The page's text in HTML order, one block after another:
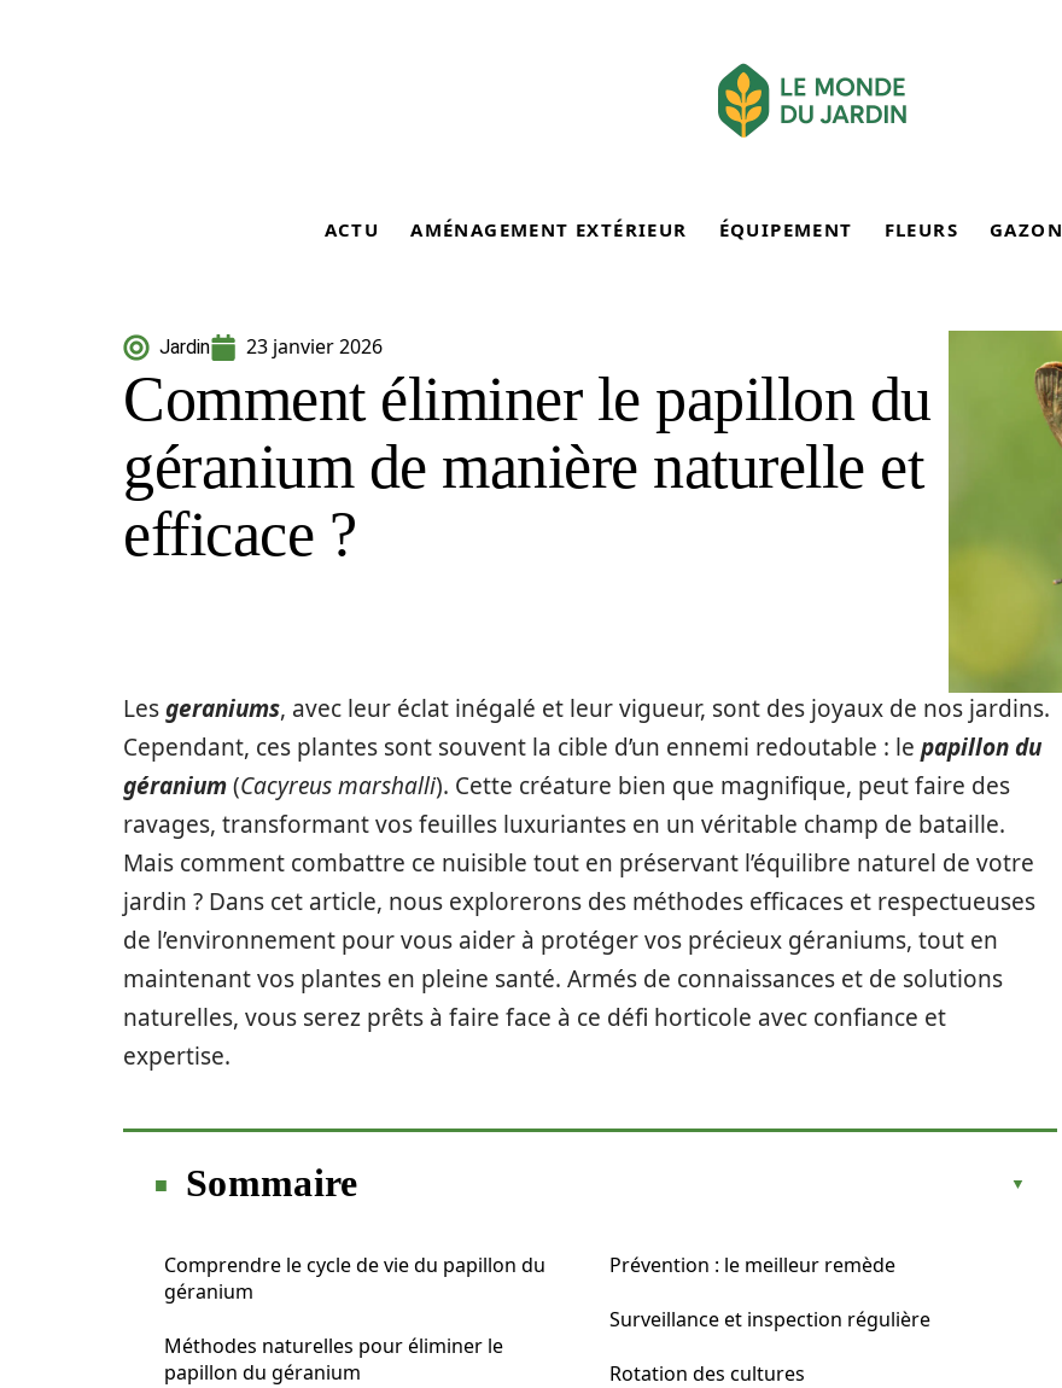
ACTU AMÉNAGEMENT EXTÉRIEUR ÉQUIPEMENT FLEURS GAZON
Jardin 23 janvier 2026
Comment éliminer le papillon du
géranium de manière naturelle et
efficace ?
Lesgeraniums, avec leur éclat inégalé et leur vigueur, sont des joyaux de nos jardins.
Cependant, ces plantes sont souvent la cible d’un ennemi redoutable : le papillon du
géranium(Cacyreus marshalli). Cette créature bien que magnifique, peut faire des
ravages, transformant vos feuilles luxuriantes en un véritable champ de bataille.
Mais comment combattre ce nuisible tout en préservant l’équilibre naturel de votre
jardin ? Dans cet article, nous explorerons des méthodes efficaces et respectueuses
de l’environnement pour vous aider à protéger vos précieux géraniums, tout en
maintenant vos plantes en pleine santé. Armés de connaissances et de solutions
naturelles, vous serez prêts à faire face à ce défi horticole avec confiance et
expertise.
Sommaire
Comprendre le cycle de vie du papillon du
géranium
Méthodes naturelles pour éliminer le
papillon du géranium
Prévention : le meilleur remède
Surveillance et inspection régulière
Rotation des cultures